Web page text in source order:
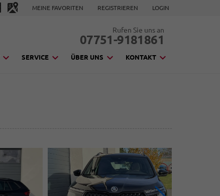
MEINE FAVORITEN REGISTRIEREN LOGIN
Rufen Sie uns an
07751-9181861
SERVICE ÜBER UNS KONTAKT